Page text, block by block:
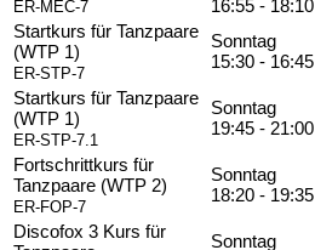
ER-MEC-7 16:55 - 18:10
Startkurs für Tanzpaare
(WTP 1)
ER-STP-7
Sonntag
15:30 - 16:45
Startkurs für Tanzpaare
(WTP 1)
ER-STP-7.1
Sonntag
19:45 - 21:00
Fortschrittkurs für
Tanzpaare (WTP 2)
ER-FOP-7
Sonntag
18:20 - 19:35
Discofox 3 Kurs für
Sonntag